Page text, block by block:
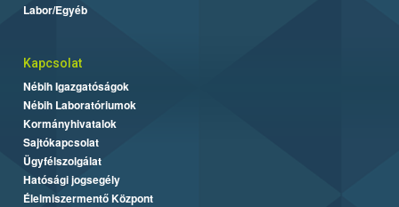
Labor/Egyéb
Kapcsolat
Nébih Igazgatóságok
Nébih Laboratóriumok
Kormányhivatalok
Sajtókapcsolat
Ügyfélszolgálat
Hatósági jogsegély
Élelmiszermentő Központ